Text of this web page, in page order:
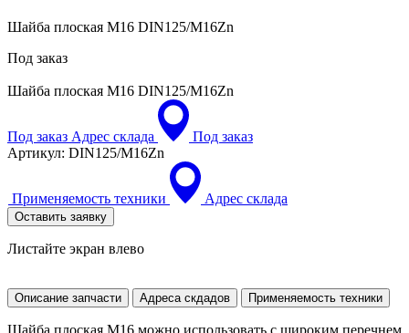
Шайба плоская M16 DIN125/M16Zn
Под заказ
Шайба плоская M16 DIN125/M16Zn
Под заказ Адрес склада
Под заказ
Артикул: DIN125/M16Zn
Применяемость техники Адрес склада
Оставить заявку
Листайте экран влево
Описание запчасти Адреса скдадов Применяемость техники
Шайба плоская M16 можно использовать с широким перечнем